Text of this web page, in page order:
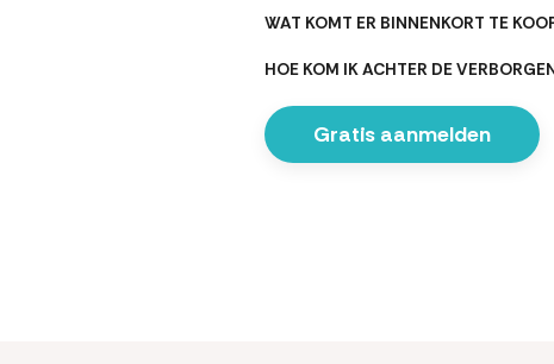
WAT KOMT ER BINNENKORT TE
HOE KOM IK ACHTER DE
Gratis aanmelden